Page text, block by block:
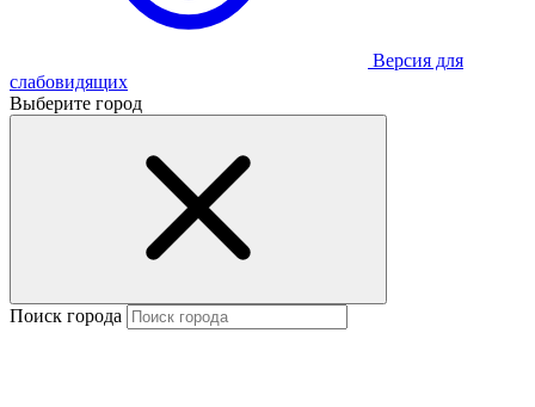
Версия для
слабовидящих
Выберите город
Поиск города